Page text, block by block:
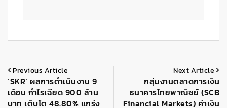
Previous Article
‘SKR’ ผลการดำเนินงาน 9
เดือน กำไรเฉียด 900 ล้าน
บาท เติบโต 48.80% แกร่ง
Next Article
กลุ่มงานตลาดการเงิน
ธนาคารไทยพาณิชย์ (SCB
Financial Markets) ค่าเงิน